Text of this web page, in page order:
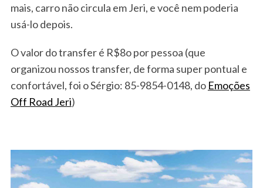
mais, carro não circula em Jeri, e você nem poderia
usá-lo depois.
O valor do transfer é R$8o por pessoa (que
organizou nossos transfer, de forma super pontual e
confortável, foi o Sérgio: 85-9854-0148, do Emoções
Off Road Jeri)